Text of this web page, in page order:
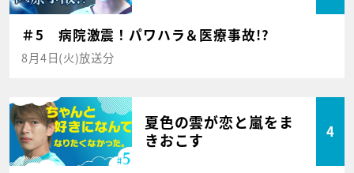
＃5 病院激震！パワハラ＆医療事故!?
8月4日(火)放送分
夏色の雲が恋と嵐をま
きおこす
4